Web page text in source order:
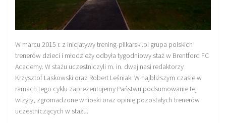
Edukacja
Plany treningowe
Aplikacja Pro Training
Sprzęt treningowy
Kontakt
O nas
W marcu 2015 r. z inicjatywy trening-pilkarski.pl grupa polskich
trenerów dzieci i młodzieży odbyła tygodniowy staż w Brentford FC
Academy. W stażu uczestniczyli m. in. dwaj nasi redaktorzy
Krzysztof Laskowski oraz Robert Leśniak. W najbliższym czasie w
ramach tego cyklu zaprezentujemy Państwu podsumowanie tej
wizyty, zgromadzone wnioski oraz opinię pozostałych trenerów
uczestniczących w stażu.